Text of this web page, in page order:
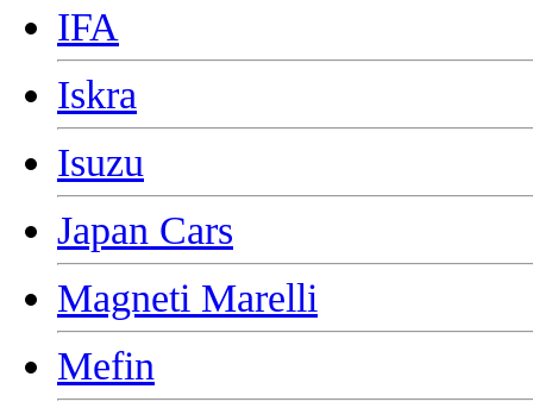
IFA
Iskra
Isuzu
Japan Cars
Magneti Marelli
Mefin